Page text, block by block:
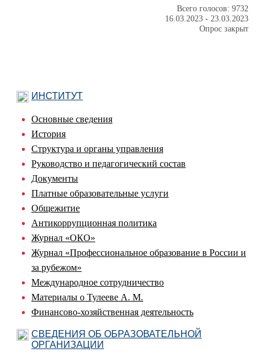
Всего голосов: 9732
16.03.2023 - 23.03.2023
Опрос закрыт
ИНСТИТУТ
Основные сведения
История
Структура и органы управления
Руководство и педагогический состав
Документы
Платные образовательные услуги
Общежитие
Антикоррупционная политика
Журнал «ОКО»
Журнал «Профессиональное образование в России и
за рубежом»
Международное сотрудничество
Материалы о Тулееве А. М.
Финансово-хозяйственная деятельность
СВЕДЕНИЯ ОБ ОБРАЗОВАТЕЛЬНОЙ
ОРГАНИЗАЦИИ